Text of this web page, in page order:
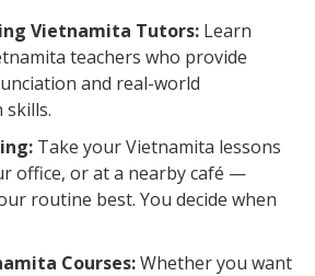
Vietnamita Tutors: Learn
teachers who provide
and real-world
skills.
Take your Vietnamita lessons
office, or at a nearby café —
routine best. You decide when
Courses:Whether you want